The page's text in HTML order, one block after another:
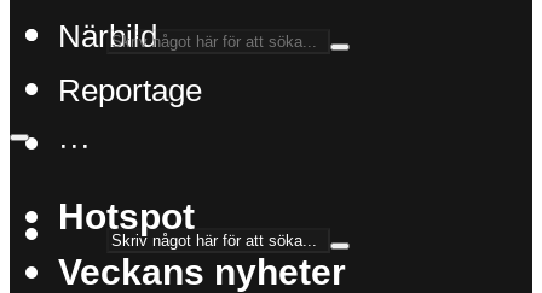
Närbild
Reportage
···
Hotspot
Veckans nyheter